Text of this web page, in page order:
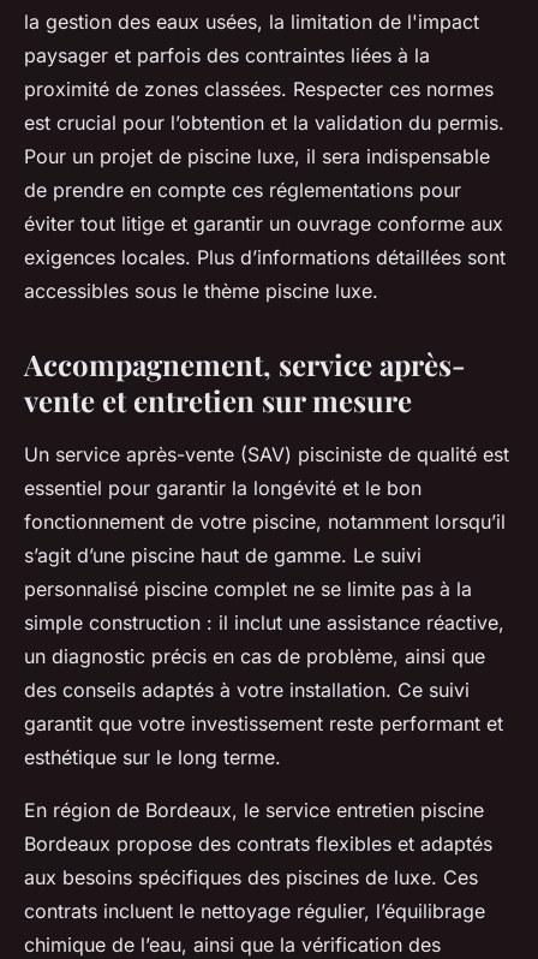
la gestion des eaux usées, la limitation de l'impact
paysager et parfois des contraintes liées à la
proximité de zones classées. Respecter ces normes
est crucial pour l’obtention et la validation du permis.
Pour un projet de piscine luxe, il sera indispensable
de prendre en compte ces réglementations pour
éviter tout litige et garantir un ouvrage conforme aux
exigences locales. Plus d’informations détaillées sont
accessibles sous le thème piscine luxe.
Accompagnement, service après-
vente et entretien sur mesure
Un service après-vente (SAV) pisciniste de qualité est
essentiel pour garantir la longévité et le bon
fonctionnement de votre piscine, notamment lorsqu’il
s’agit d’une piscine haut de gamme. Le suivi
personnalisé piscine complet ne se limite pas à la
simple construction : il inclut une assistance réactive,
un diagnostic précis en cas de problème, ainsi que
des conseils adaptés à votre installation. Ce suivi
garantit que votre investissement reste performant et
esthétique sur le long terme.
En région de Bordeaux, le service entretien piscine
Bordeaux propose des contrats flexibles et adaptés
aux besoins spécifiques des piscines de luxe. Ces
contrats incluent le nettoyage régulier, l’équilibrage
chimique de l’eau, ainsi que la vérification des